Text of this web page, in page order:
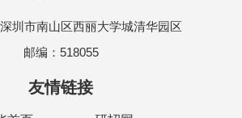
圳市南山区西丽大学城清华园区
邮编：518055
友情链接